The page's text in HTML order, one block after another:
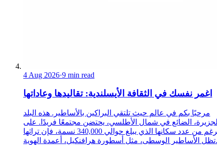
4 Aug 2026·9 min read
اغمر نفسك في الثقافة الأيسلندية: تقاليدها وعاداتها
مرحبًا بكم في عالم حيث تلتقي البراكين بالأساطير. هذه البلد
الضائع في شمال الأطلسي، يحتضن مجتمعًا فريدًا. على
الرغم من عدد سكانها الذي يبلغ حوالي 340,000 نسمة، فإن تراثها
الأساطير الوسطى، مثل أسطورة هرافنكيل، أعمدة الهوية